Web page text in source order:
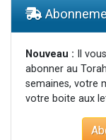
Nouveau : Il
abonner au
semaines, votre
votre boite aux